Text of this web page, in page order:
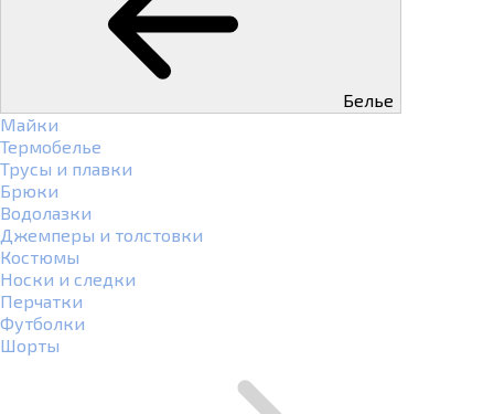
Белье
Майки
Термобелье
Трусы и плавки
Брюки
Водолазки
Джемперы и толстовки
Костюмы
Носки и следки
Перчатки
Футболки
Шорты